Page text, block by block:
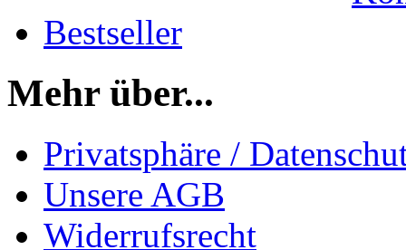
Bestseller
Mehr über...
Privatsphäre /
Unsere AGB
Widerrufsrecht